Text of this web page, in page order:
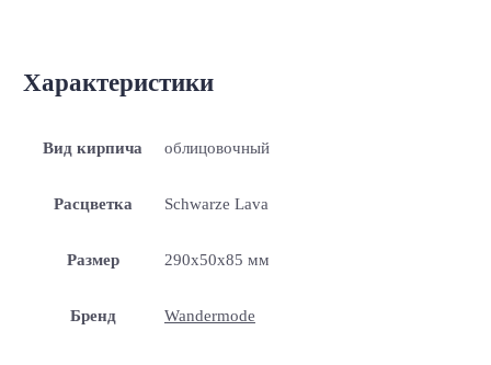
Характеристики
Вид кирпича облицовочный
Расцветка Schwarze Lava
Размер 290x50x85 мм
Бренд Wandermode